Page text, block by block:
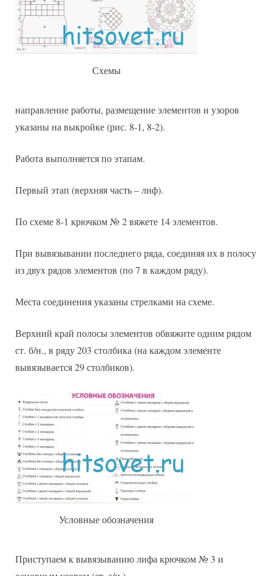
Схемы
направление работы, размещение элементов и узоров
указаны на выкройке (рис. 8-1, 8-2).
Работа выполняется по этапам.
Первый этап (верхняя часть – лиф).
По схеме 8-1 крючком № 2 вяжете 14 элементов.
При вывязывании последнего ряда, соединяя их в полосу
из двух рядов элементов (по 7 в каждом ряду).
Места соединения указаны стрелками на схеме.
Верхний край полосы элементов обвяжите одним рядом
ст. б/н., в ряду 203 столбика (на каждом элементе
вывязывается 29 столбиков).
Условные обозначения
Приступаем к вывязыванию лифа крючком № 3 и